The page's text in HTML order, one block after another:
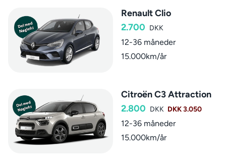
Renault Clio
2.700 DKK
12-36 måneder
15.000km/år
Citroën C3 Attraction
2.800 DKK DKK 3.050
12-36 måneder
15.000km/år